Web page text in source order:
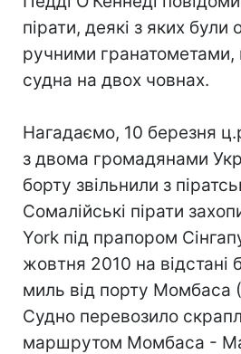
пірати, деякі з яких були
ручними гранатометами,
судна на двох човнах.
Нагадаємо, 10 березня
з двома громадянами
борту звільнили з
Сомалійські пірати
York під прапором
жовтня 2010 на відстані
миль від порту Момбаса
Судно перевозило
маршрутом Момбаса -